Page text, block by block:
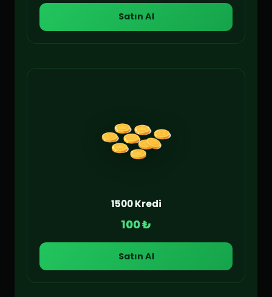
Satın Al
1500 Kredi
100 ₺
Satın Al